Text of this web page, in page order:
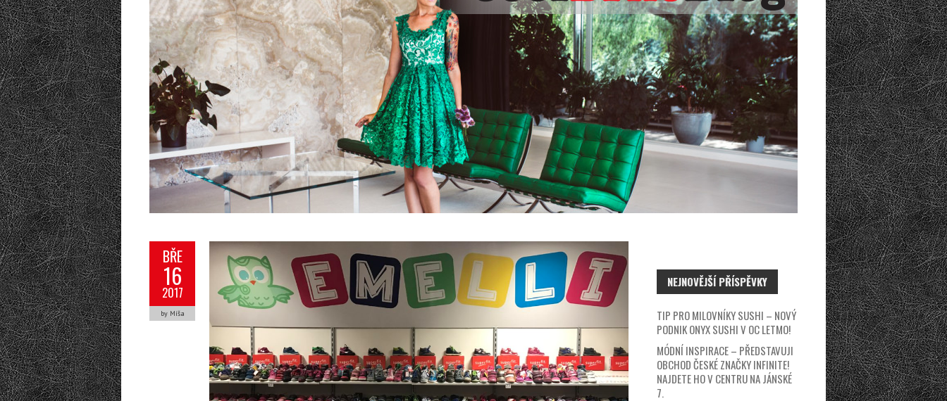
BŘE
16
2017
by Míša
NEJNOVĚJŠÍ PŘÍSPĚVKY
TIP PRO MILOVNÍKY SUSHI – NOVÝ
PODNIK ONYX SUSHI V OC LETMO!
MÓDNÍ INSPIRACE – PŘEDSTAVUJI
OBCHOD ČESKÉ ZNAČKY INFINITE!
NAJDETE HO V CENTRU NA JÁNSKÉ
7.